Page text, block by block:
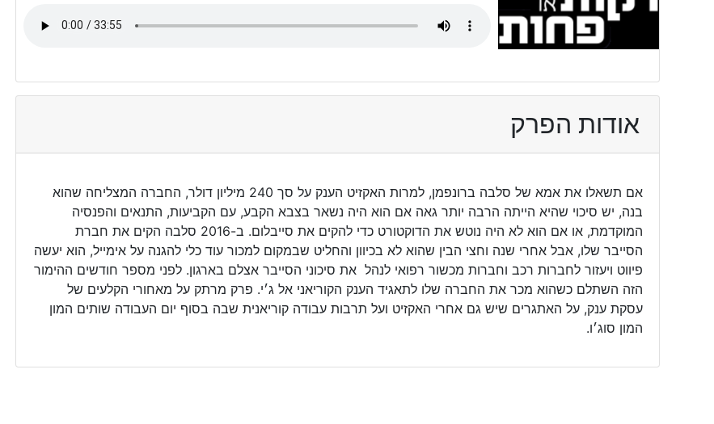
אודות הפרק
אם תשאלו את אמא של סלבה ברונפמן, למרות האקזיט הענק על סך 240 מיליון דולר, החברה המצליחה שהוא
בנה, יש סיכוי שהיא הייתה הרבה יותר גאה אם הוא היה נשאר בצבא הקבע, עם הקביעות, התנאים והפנסיה
המוקדמת, או אם הוא לא היה נוטש את הדוקטורט כדי להקים את סייבלום. ב-2016 סלבה הקים את חברת
הסייבר שלו, אבל אחרי שנה וחצי הבין שהוא לא בכיוון והחליט שבמקום למכור עוד כלי להגנה על אימייל, הוא יעשה
פיווט ויעזור לחברות רכב וחברות מכשור רפואי לנהל את סיכוני הסייבר אצלם בארגון. לפני מספר חודשים ההימור
הזה השתלם כשהוא מכר את החברה שלו לתאגיד הענק הקוריאני אל ג׳י. פרק מרתק על מאחורי הקלעים של
עסקת ענק, על האתגרים שיש גם אחרי האקזיט ועל תרבות עבודה קוריאנית שבה בסוף יום העבודה שותים המון
המון סוג׳ו.